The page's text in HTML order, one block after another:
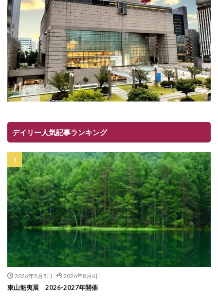
デイリー人気記事ランキング
2026年8月5日 2026年8月6日
東山魁夷展 2026-2027年開催